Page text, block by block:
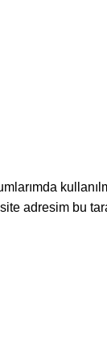
adresim bu